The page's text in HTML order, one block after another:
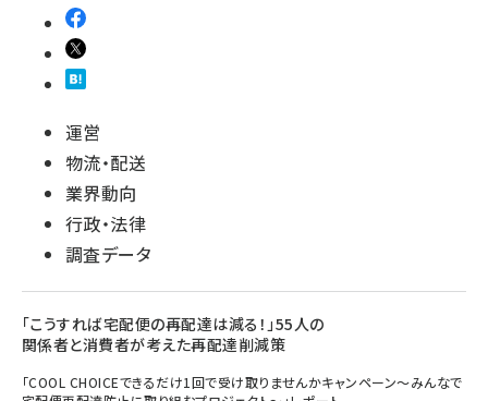
運営
物流・配送
業界動向
行政・法律
調査データ
「こうすれば宅配便の再配達は減る！」55人の
関係者と消費者が考えた再配達削減策
「COOL CHOICEできるだけ1回で受け取りませんかキャンペーン～みんなで